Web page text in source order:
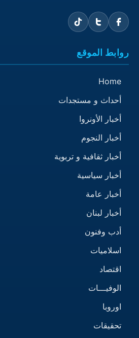
روابط الموقع
Home
أحداث و مستجدات
أخبار الأونروا
أخبار النجوم
أخبار ثقافية و تربوية
أخبار سياسية
أخبار عامة
أخبار لبنان
أدب وفنون
اسلاميات
اقتصاد
الوفيـــات
اوروبا
تحقيقات